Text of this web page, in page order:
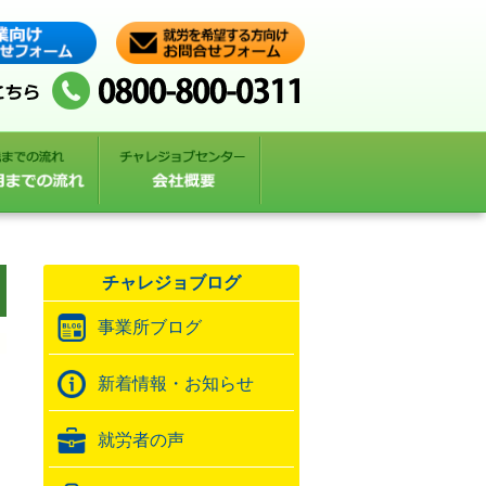
チャレジョブログ
事業所ブログ
新着情報・お知らせ
就労者の声